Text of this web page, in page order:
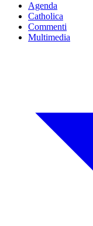
Agenda
Catholica
Commenti
Multimedia